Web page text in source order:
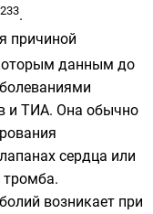
.
причиной
данным до
и ТИА. Она обычно
сердца или
тромба.
возникает при